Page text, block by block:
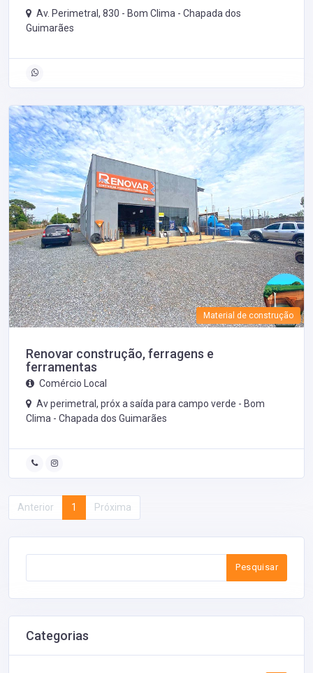
Av. Perimetral, 830 - Bom Clima - Chapada dos
Guimarães
Material de construção
Renovar construção, ferragens e
ferramentas
Comércio Local
Av perimetral, próx a saída para campo verde - Bom
Clima - Chapada dos Guimarães
Anterior 1 Próxima
Pesquisar
Categorias